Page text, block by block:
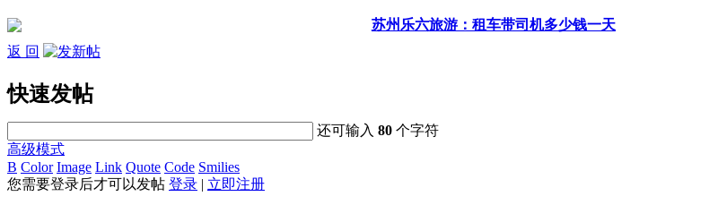
苏州乐六旅游：租车带司机多少钱一天
返 回
快速发帖
还可输入80 个字符
高级模式
B Color Image Link Quote Code Smilies
您需要登录后才可以发帖 登录 | 立即注册